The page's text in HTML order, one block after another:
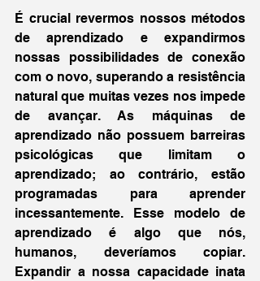
É crucial revermos nossos métodos
de aprendizado e expandirmos
nossas possibilidades de conexão
com o novo, superando a resistência
natural que muitas vezes nos impede
de avançar. As máquinas de
aprendizado não possuem barreiras
psicológicas que limitam o
aprendizado; ao contrário, estão
programadas para aprender
incessantemente. Esse modelo de
aprendizado é algo que nós,
humanos, deveríamos copiar.
Expandir a nossa capacidade inata